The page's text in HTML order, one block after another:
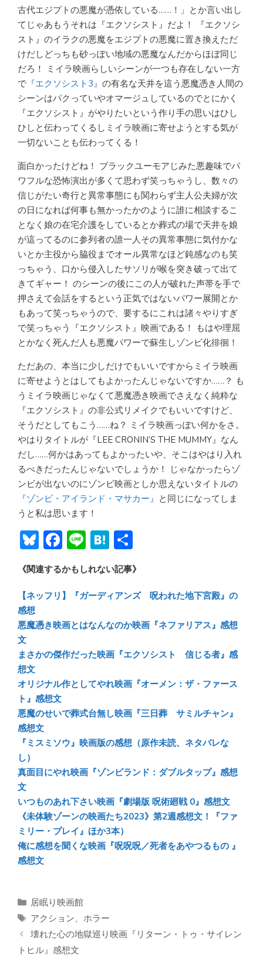
古代エジプトの悪魔が憑依している……！」とか言い出し
てじゃあもうそれは『エクソシスト』だよ！ 『エクソシ
スト』のイラクの悪魔をエジプトの悪魔に置き換えただ
けだしどっちも砂っぽい地域の悪魔なんだからほぼ同じ
だろ！ ミイラ映画らしいシーンが一つも存在しない一方
で 『エクソシスト3』 の有名な天井を這う悪魔憑き人間の
シーンはパクっていやオマージュしているのでとにかく
『エクソシスト』がやりたいという作り手の思いはひし
ひしと伝わってくるしミイラ映画に寄せようとする気が
一切ないことも伝わってくる！
面白かったけどね！ ブラックユーモアじみた悪趣味でパ
ワフルな恐怖演出が多くて思わず笑っちゃうし、数々の
信じがたい奇行と異常事態にも関わらず主人公夫婦が次
の日になれば何事も無かったかのように誰に相談するこ
となく娘の在宅介護をしているとか葬式の場で天井を娘
が這ってるのに参列者の誰一人その異常事態に気付かな
いとか主役から脇役までオール異常なほど鈍感なのも笑
っちゃう、口から侵入したサソリが喉を突き破って出て
きてギャー！ のシーンの後にこの人が破れた声帯を手で
押さえて会話をするという正気ではないパワー展開とか
もあって笑っちゃうので、要するにこれは諸々やりすぎ
で笑っちゃう『エクソシスト』映画である！ もはや理屈
とかなく死んだ人も悪魔パワーで蘇生しゾンビ化徘徊！
ただあの、本当に少しだけでもいいですからミイラ映画
に寄せようとはしてもよかったんじゃないですか……？ も
うミイラ映画じゃなくて悪魔憑き映画でさえなく純粋な
『エクソシスト』の非公式リメイクでもいいですけど、
そうだとしてもこう……ね？ ミイラ映画っぽい何かをさ。
やはりタイトルが『LEE CRONIN’S THE MUMMY』なん
だし……何かはあってもよかったいや、そこはやはり入れ
るべきだったんじゃないでしょうか！ じゃなかったらゾ
ンビが出ないのにゾンビ映画としか思えないタイトルの
『ゾンビ・アイランド・マサカー』 と同じになってしま
うと私は思います！
Bl
u
e
sk
y
F
ac
e
b
o
ok
Li
n
e
H
at
e
n
a
有
《関連するかもしれない記事》
【ネッフリ】『ガーディアンズ 呪われた地下宮殿』の
感想
悪魔憑き映画とはなんなのか映画『ネファリアス』感想
文
まさかの傑作だった映画『エクソシスト 信じる者』感
想文
オリジナル作としてやれ映画『オーメン：ザ・ファース
ト』感想文
悪魔のせいで葬式台無し映画『三日葬 サミルチャン』
感想文
『ミスミソウ』映画版の感想（原作未読、ネタバレな
し）
真面目にやれ映画『ゾンビランド：ダブルタップ』感想
文
いつものあれ下さい映画『劇場版 呪術廻戦 0』感想文
《未体験ゾーンの映画たち2023》第2週感想文！『ファ
ミリー・プレイ』ほか3本）
俺に感想を聞くな映画『呪呪呪／死者をあやつるもの 』
感想文
カ
テ
リ
ー
居眠り映画館
タ
グ
アクション、 ホラー
壊れた心の地獄巡り映画『リターン・トゥ・サイレン
トヒル』感想文